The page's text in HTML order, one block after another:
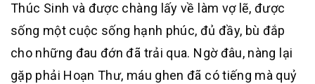
Thúc Sinh và được chàng lấy về làm vợ lẽ, được
sống một cuộc sống hạnh phúc, đủ đầy, bù đắp
cho những đau đớn đã trải qua. Ngờ đâu, nàng lại
gặp phải Hoạn Thư, máu ghen đã có tiếng mà quỷ